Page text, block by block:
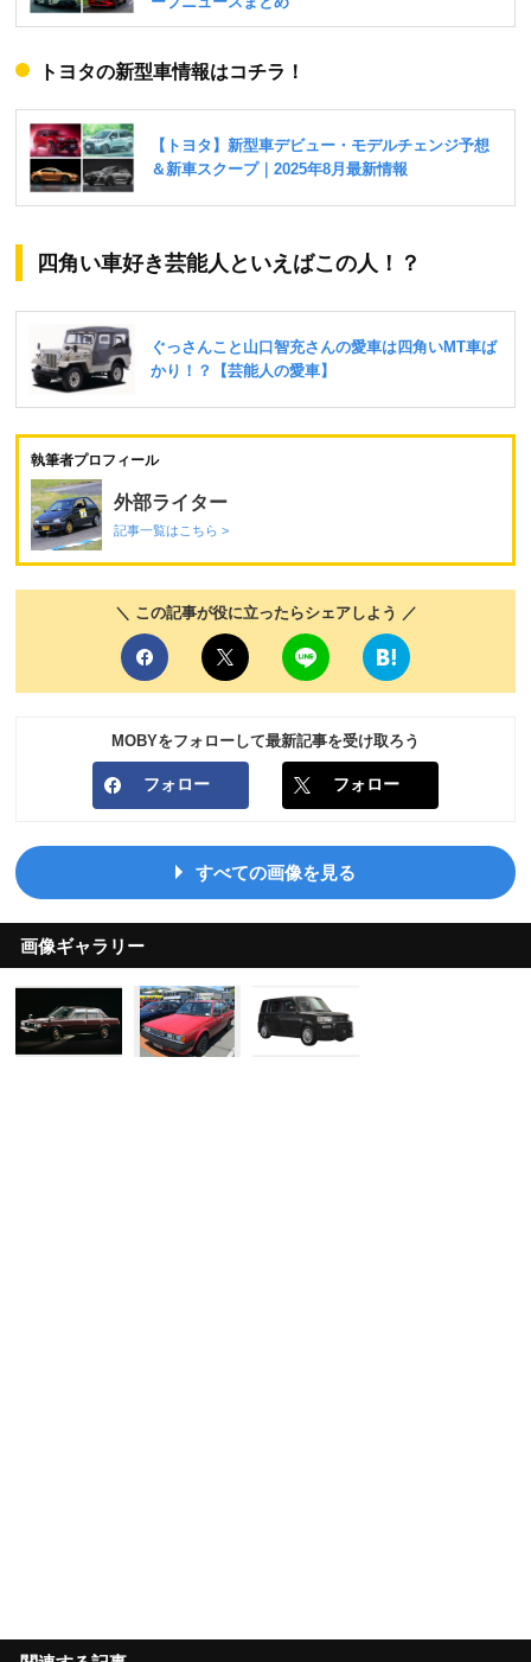
トヨタの新型車情報はコチラ！
四角い車好き芸能人といえばこの人！？
執筆者プロフィール
外部ライター
記事一覧はこちら >
＼ この記事が役に立ったらシェアしよう ／
MOBYをフォローして最新記事を受け取ろう
フォロー フォロー
すべての画像を見る
画像ギャラリー